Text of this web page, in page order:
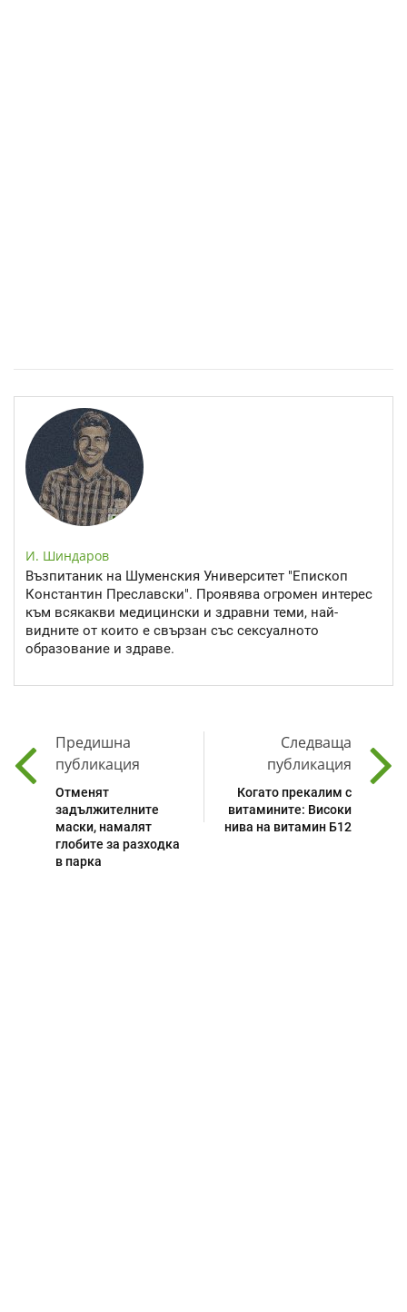
И. Шиндаров
Възпитаник на Шуменския Университет "Епископ
Константин Преславски". Проявява огромен интерес
към всякакви медицински и здравни теми, най-
видните от които е свързан със сексуалното
образование и здраве.
Предишна
публикация
Отменят
задължителните
маски, намалят
глобите за разходка
в парка
Следваща
публикация
Когато прекалим с
витамините: Високи
нива на витамин Б12